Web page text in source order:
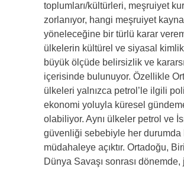
toplumları/kültürleri, meşruiyet
zorlanıyor, hangi meşruiyet
yöneleceğine bir türlü karar
ülkelerin kültürel ve siyasal
büyük ölçüde belirsizlik ve
içerisinde bulunuyor. Özellikle
ülkeleri yalnızca petrol’le ilgili
ekonomi yoluyla küresel
olabiliyor. Aynı ülkeler petrol ve
güvenliği sebebiyle her durumda
müdahaleye açıktır. Ortadoğu,
Dünya Savaşı sonrası